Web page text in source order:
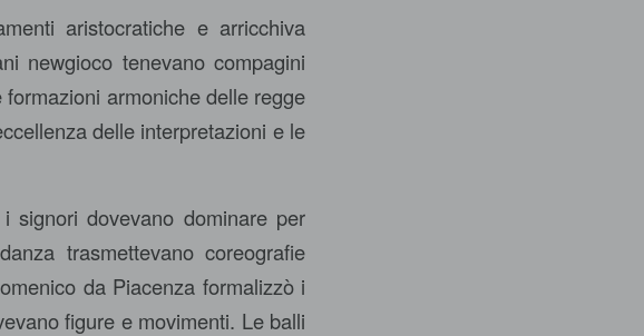
aristocratiche e arricchiva
newgioco tenevano compagini
armoniche delle regge
delle interpretazioni e le
signori dovevano dominare per
trasmettevano coreografie
da Piacenza formalizzò i
figure e movimenti. Le balli